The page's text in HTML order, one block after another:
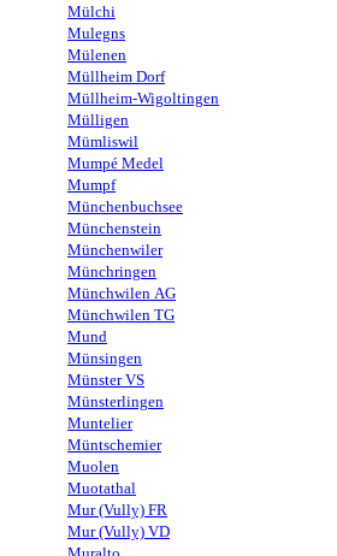
Mülchi
Mulegns
Mülenen
Müllheim Dorf
Müllheim-Wigoltingen
Mülligen
Mümliswil
Mumpé Medel
Mumpf
Münchenbuchsee
Münchenstein
Münchenwiler
Münchringen
Münchwilen AG
Münchwilen TG
Mund
Münsingen
Münster VS
Münsterlingen
Muntelier
Müntschemier
Muolen
Muotathal
Mur (Vully) FR
Mur (Vully) VD